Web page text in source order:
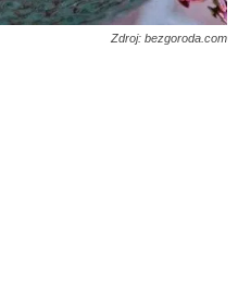
Zdroj: bezgoroda.com